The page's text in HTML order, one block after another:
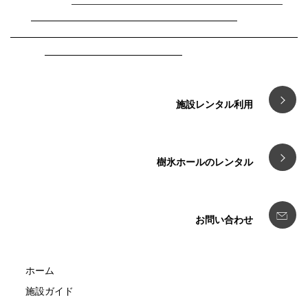
施設レンタル利用
樹氷ホールのレンタル
お問い合わせ
ホーム
施設ガイド